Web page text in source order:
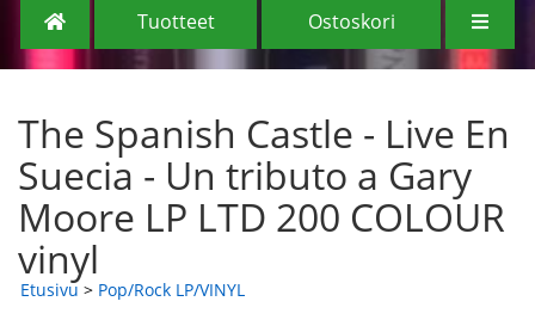
Tuotteet Ostoskori
The Spanish Castle - Live En
Suecia - Un tributo a Gary
Moore LP LTD 200 COLOUR
vinyl
Etusivu > Pop/Rock LP/VINYL